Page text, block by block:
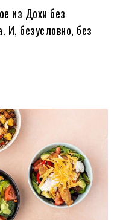
из Дохи без
И, безусловно, без